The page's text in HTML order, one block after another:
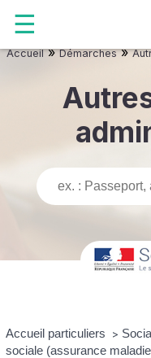
Accueil»Démarches»
Accueil particuliers >
sociale (assurance